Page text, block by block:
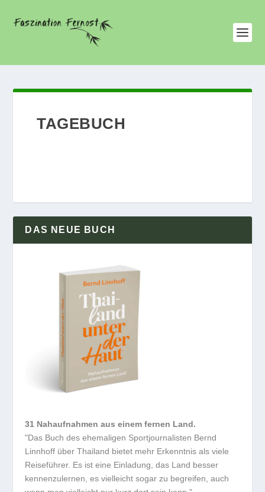
TAGEBUCH
DAS NEUE BUCH
31 Nahaufnahmen aus einem fernen Land.
"Das Buch des ehemaligen Sportjournalisten Bernd
Linnhoff über Thailand bietet mehr Erkenntnis als viele
Reiseführer. Es ist eine Einladung, das Land besser
kennenzulernen, es vielleicht sogar zu begreifen, auch